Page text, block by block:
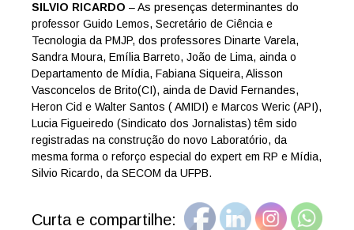
SILVIO RICARDO – As presenças determinantes do
professor Guido Lemos, Secretário de Ciência e
Tecnologia da PMJP, dos professores Dinarte Varela,
Sandra Moura, Emília Barreto, João de Lima, ainda o
Departamento de Mídia, Fabiana Siqueira, Alisson
Vasconcelos de Brito(CI), ainda de David Fernandes,
Heron Cid e Walter Santos ( AMIDI) e Marcos Weric (API),
Lucia Figueiredo (Sindicato dos Jornalistas) têm sido
registradas na construção do novo Laboratório, da
mesma forma o reforço especial do expert em RP e Mídia,
Silvio Ricardo, da SECOM da UFPB.
Curta e compartilhe: